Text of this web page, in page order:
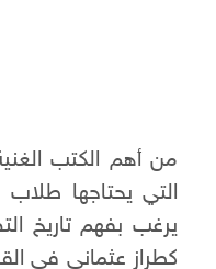
من أهم الكتب الغنية
التي يحتاجها
يرغب بفهم تاريخ
كطراز عثماني في